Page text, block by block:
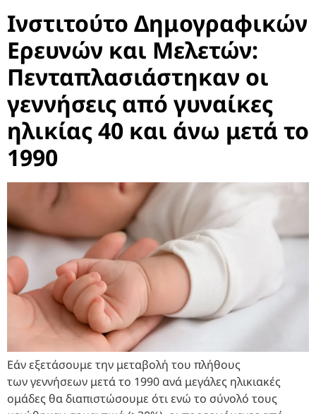
Ινστιτούτο Δημογραφικών
Ερευνών και Μελετών:
Πενταπλασιάστηκαν οι
γεννήσεις από γυναίκες
ηλικίας 40 και άνω μετά το
1990
Εάν εξετάσουμε την μεταβολή του πλήθους
των γεννήσεων μετά το 1990 ανά μεγάλες ηλικιακές
ομάδες θα διαπιστώσουμε ότι ενώ το σύνολό τους